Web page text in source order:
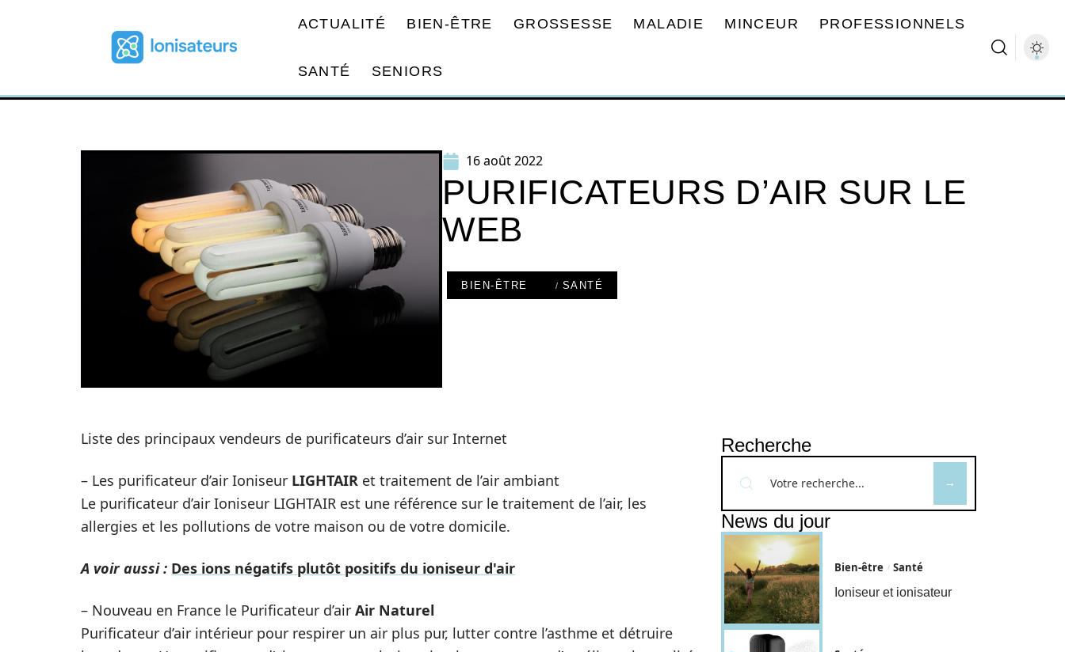
ACTUALITÉ BIEN-ÊTRE GROSSESSE MALADIE MINCEUR PROFESSIONNELS
SANTÉ SENIORS
16 août 2022
PURIFICATEURS D’AIR SUR LE
WEB
BIEN-ÊTRE SANTÉ
Liste des principaux vendeurs de purificateurs d’air sur Internet
– Les purificateur d’air Ioniseur LIGHTAIR et traitement de l’air ambiant
Le purificateur d’air Ioniseur LIGHTAIR est une référence sur le traitement de l’air, les
allergies et les pollutions de votre maison ou de votre domicile.
A voir aussi : Des ions négatifs plutôt positifs du ioniseur d'air
– Nouveau en France le Purificateur d’air Air Naturel
Purificateur d’air intérieur pour respirer un air plus pur, lutter contre l’asthme et détruire
Recherche
News du jour
Bien-être Santé
Ioniseur et ionisateur